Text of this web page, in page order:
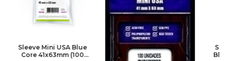
Sleeve Mini USA Blue
Core 41x63mm (100